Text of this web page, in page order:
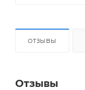
ОТЗЫВЫ
Отзывы